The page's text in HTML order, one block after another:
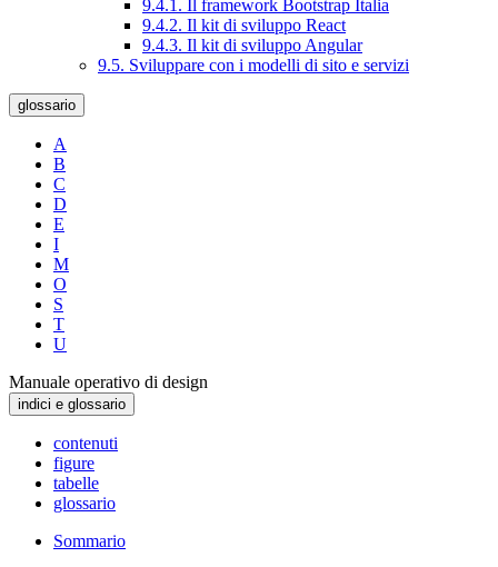
9.4.1. Il framework Bootstrap Italia
9.4.2. Il kit di sviluppo React
9.4.3. Il kit di sviluppo Angular
9.5. Sviluppare con i modelli di sito e servizi
glossario
A
B
C
D
E
I
M
O
S
T
U
Manuale operativo di design
indici e glossario
contenuti
figure
tabelle
glossario
Sommario